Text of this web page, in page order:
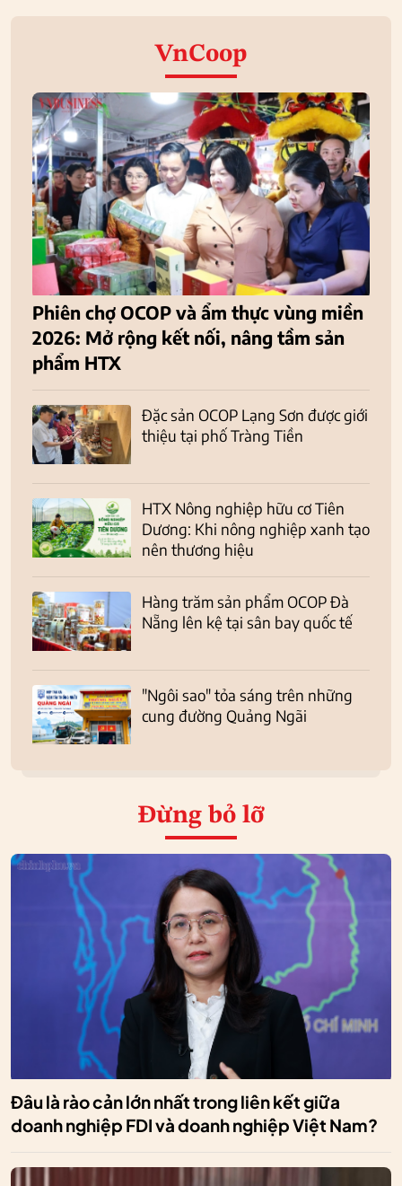
VnCoop
Phiên chợ OCOP và ẩm thực vùng miền
2026: Mở rộng kết nối, nâng tầm sản
phẩm HTX
Đặc sản OCOP Lạng Sơn được giới
thiệu tại phố Tràng Tiền
HTX Nông nghiệp hữu cơ Tiên
Dương: Khi nông nghiệp xanh tạo
nên thương hiệu
Hàng trăm sản phẩm OCOP Đà
Nẵng lên kệ tại sân bay quốc tế
"Ngôi sao" tỏa sáng trên những
cung đường Quảng Ngãi
Đừng bỏ lỡ
Đâu là rào cản lớn nhất trong liên kết giữa
doanh nghiệp FDI và doanh nghiệp Việt Nam?